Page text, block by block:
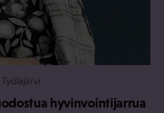
Työläjärvi
hyvinvointijarrua